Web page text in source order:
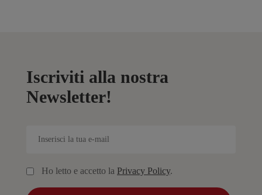
Iscriviti alla nostra
Newsletter!
Ho letto e accetto la Privacy Policy.